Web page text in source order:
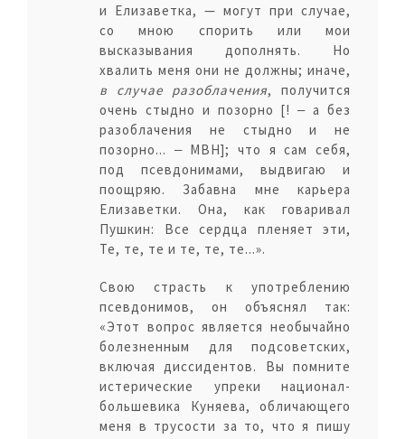
и Елизаветка, — могут при случае,
со мною спорить или мои
высказывания дополнять. Но
хвалить меня они не должны; иначе,
в случае разоблачения, получится
очень стыдно и позорно [! ‒ а без
разоблачения не стыдно и не
позорно... ‒ МВН]; что я сам себя,
под псевдонимами, выдвигаю и
поощряю. Забавна мне карьера
Елизаветки. Она, как говаривал
Пушкин: Все сердца пленяет эти,
Те, те, те и те, те, те...».
Свою страсть к употреблению
псевдонимов, он объяснял так:
«Этот вопрос является необычайно
болезненным для подсоветских,
включая диссидентов. Вы помните
истерические упреки национал-
большевика Куняева, обличающего
меня в трусости за то, что я пишу